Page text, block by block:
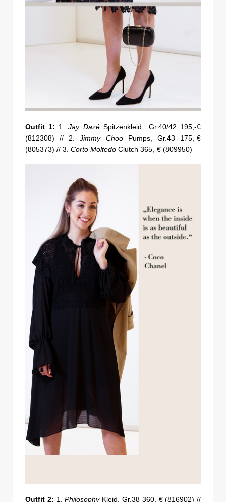
Outfit 1: 1.Jay DazéSpitzenkleid Gr.40/42 195,-€
(812308) // 2.Jimmy ChooPumps, Gr.43 175,-€
(805373) // 3. Corto Moltedo Clutch 365,-€ (809950)
Outfit 2: 1.PhilosophyKleid, Gr.38 360,-€ (816902) //